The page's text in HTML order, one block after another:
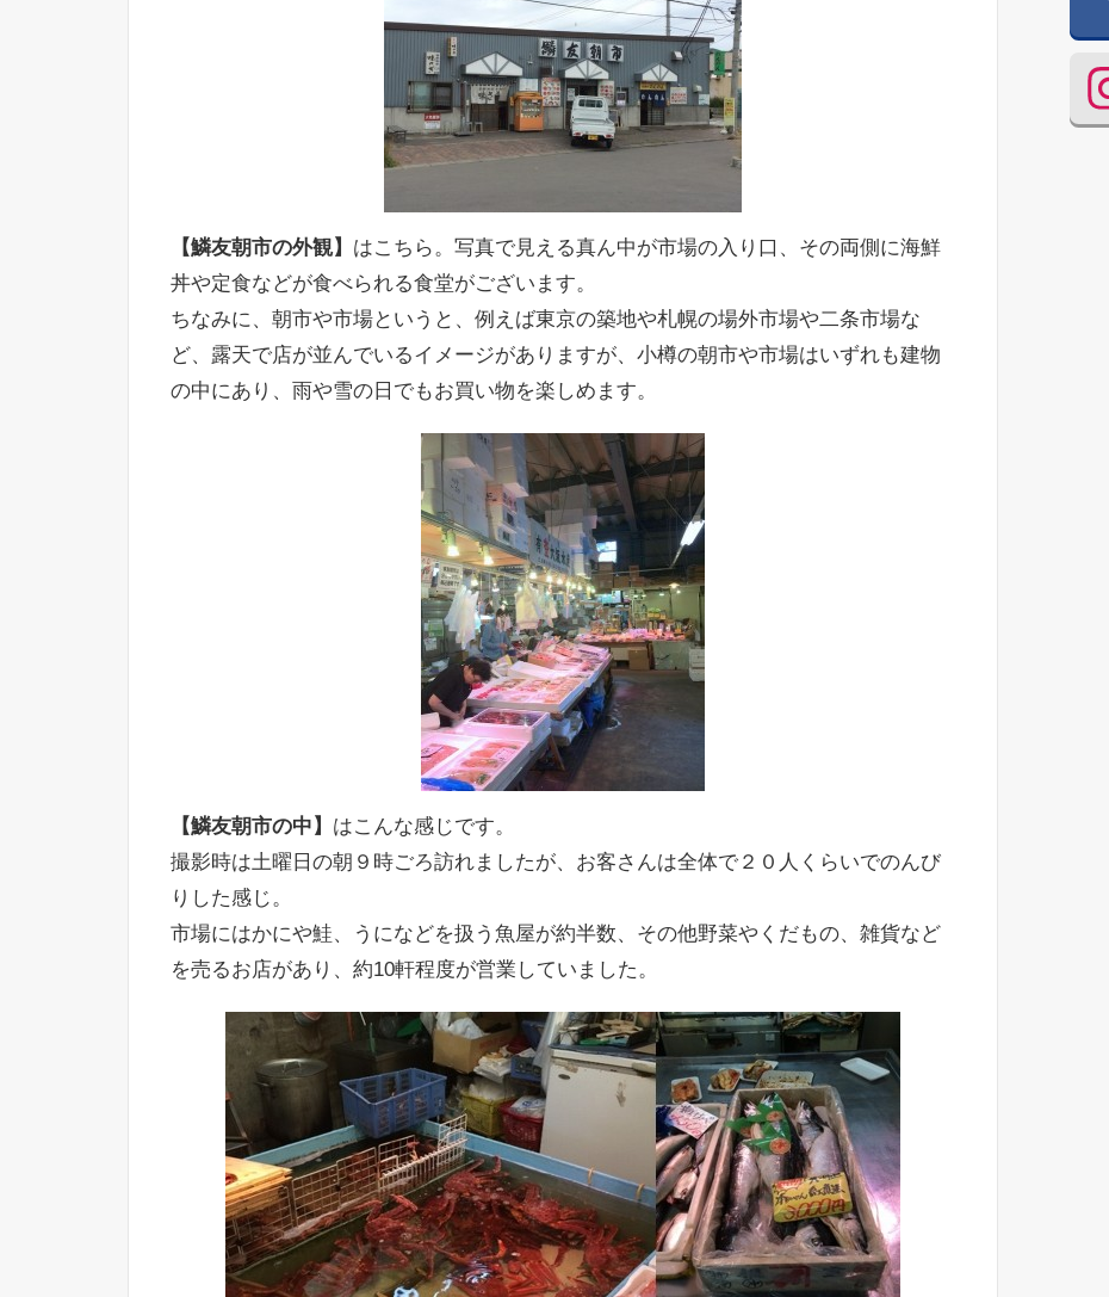
【鱗友朝市の外観】 はこちら。写真で見える真ん中が市場の入り口、その両側に海鮮
丼や定食などが食べられる食堂がございます。
ちなみに、朝市や市場というと、例えば東京の築地や札幌の場外市場や二条市場な
ど、露天で店が並んでいるイメージがありますが、小樽の朝市や市場はいずれも建物
の中にあり、雨や雪の日でもお買い物を楽しめます。
【鱗友朝市の中】 はこんな感じです。
撮影時は土曜日の朝９時ごろ訪れましたが、お客さんは全体で２０人くらいでのんび
りした感じ。
市場にはかにや鮭、うになどを扱う魚屋が約半数、その他野菜やくだもの、雑貨など
を売るお店があり、約10軒程度が営業していました。